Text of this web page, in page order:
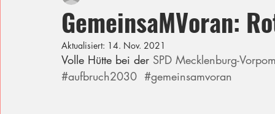
GemeinsaMVoran:
Aktualisiert: 14. Nov. 2021
Volle Hütte bei der SPD Mecklenburg-
#aufbruch2030 #gemeinsamvoran